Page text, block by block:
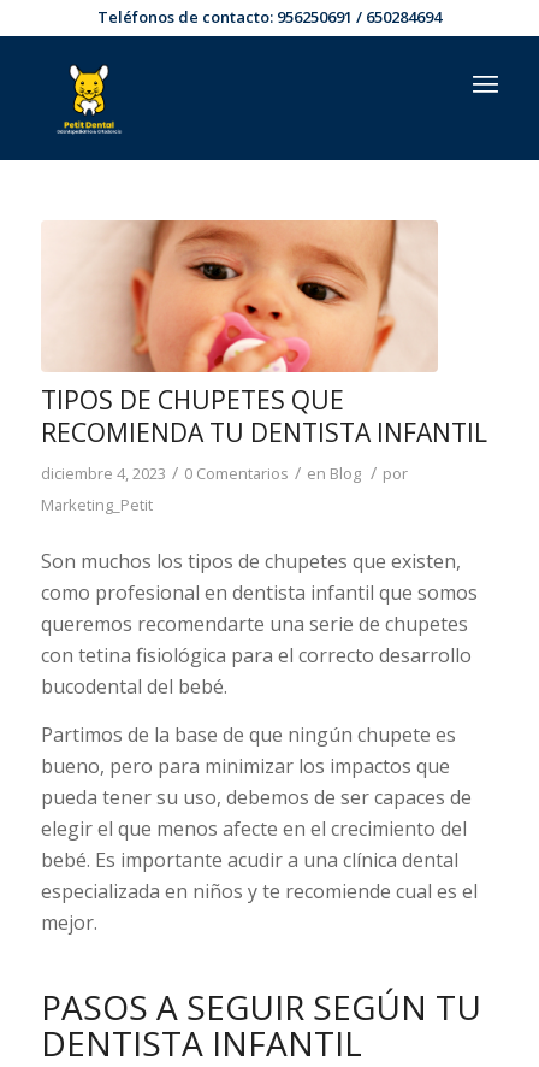
Teléfonos de contacto: 956250691 / 650284694
TIPOS DE CHUPETES QUE
RECOMIENDA TU DENTISTA INFANTIL
diciembre 4, 2023 / 0 Comentarios / en Blog / por
Marketing_Petit
Son muchos los tipos de chupetes que existen,
como profesional en dentista infantil que somos
queremos recomendarte una serie de chupetes
con tetina fisiológica para el correcto desarrollo
bucodental del bebé.
Partimos de la base de que ningún chupete es
bueno, pero para minimizar los impactos que
pueda tener su uso, debemos de ser capaces de
elegir el que menos afecte en el crecimiento del
bebé. Es importante acudir a una clínica dental
especializada en niños y te recomiende cual es el
mejor.
PASOS A SEGUIR SEGÚN TU
DENTISTA INFANTIL